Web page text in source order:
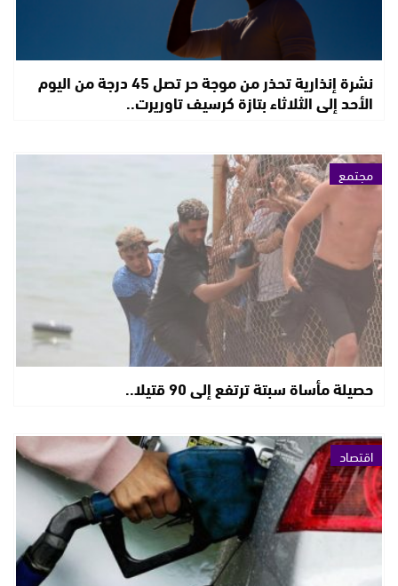
نشرة إنذارية تحذر من موجة حر تصل 45 درجة من اليوم
الأحد إلى الثلاثاء بتازة كرسيف تاوريرت..
مجتمع
حصيلة مأساة سبتة ترتفع إلى 90 قتيلا..
اقتصاد